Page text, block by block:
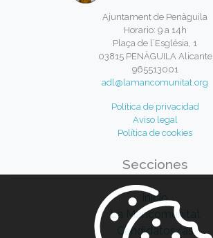
Ajuntament de Penàguila
Horario: 9 a 14h
Plaça de l´Església, 1
03815 PENÀGUILA Alicante
965513001
adl@lamancomunitat.org
Política de privacidad
Aviso legal
Política de cookies
Secciones
Inicio
La Mancomunitat
Candidatos/as